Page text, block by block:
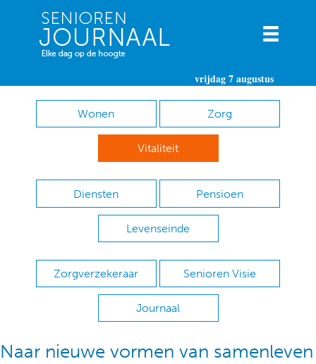
vrijdag 7 augustus
Wonen Zorg
Vitaliteit
Diensten Pensioen
Levenseinde
Zorgverzekeraar Senioren Visie
Journaal
Naar nieuwe vormen van samenleven